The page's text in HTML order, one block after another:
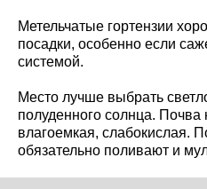
Метельчатые гортензии
посадки, особенно если
системой.
Место лучше выбрать
полуденного солнца.
влагоемкая, слабокислая.
обязательно поливают и